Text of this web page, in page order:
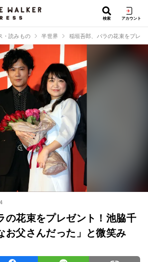
検索 アカウント
・読みもの 半世界 稲垣吾郎、バラの花束をプレ
の花束をプレゼント！池脇千
お父さんだった」と微笑み